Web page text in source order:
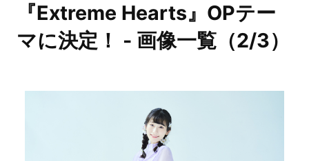
『Extreme Hearts』OPテー
マに決定！ - 画像一覧（2/3）